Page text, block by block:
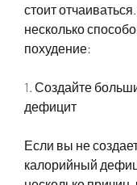
стоит
несколько
похудение:
1. Создайте
дефицит
Если вы не
калорийный